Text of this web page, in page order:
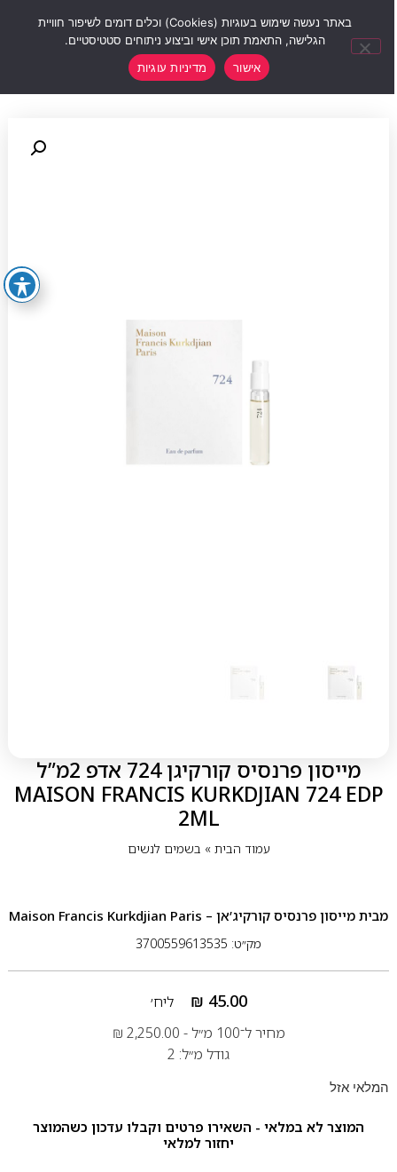
מייסון פרנסיס קורקיגן 724 אדפ 2מ”ל
MAISON FRANCIS KURKDJIAN 724 EDP
2ML
עמוד הבית» בשמים לנשים
מבית מייסון פרנסיס קורקיג’אן – Maison Francis Kurkdjian Paris
מק״ט: 3700559613535
₪ 45.00
ליח׳
מחיר ל־100 מ״ל -
₪ 2,250.00
גודל מ״ל: 2
המלאי אזל
המוצר לא במלאי - השאירו פרטים וקבלו עדכון כשהמוצר
יחזור למלאי
באתר נעשה שימוש בעוגיות (Cookies) וכלים דומים לשיפור חוויית
הגלישה, התאמת תוכן אישי וביצוע ניתוחים סטטיסטיים.
אישור
מדיניות עוגיות